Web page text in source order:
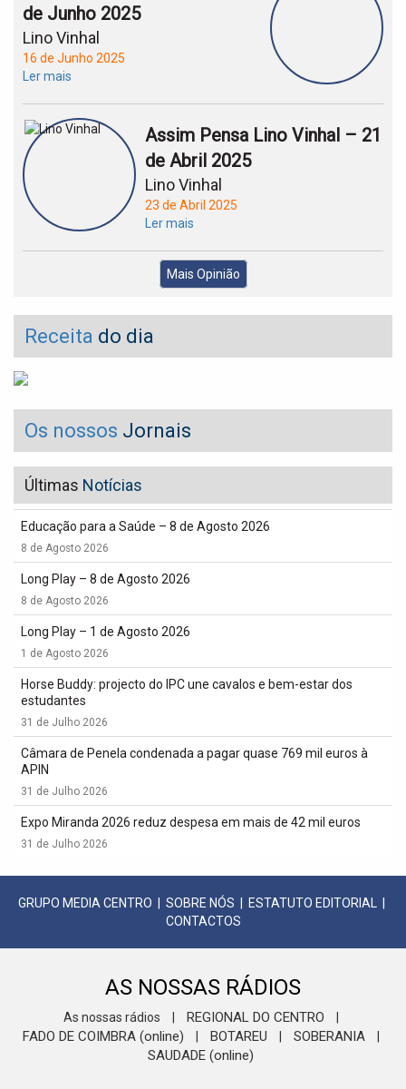
de Junho 2025
Lino Vinhal
16 de Junho 2025
Ler mais
Assim Pensa Lino Vinhal – 21
de Abril 2025
Lino Vinhal
23 de Abril 2025
Ler mais
Mais Opinião
Receita do dia
Os nossos Jornais
Últimas Notícias
Educação para a Saúde – 8 de Agosto 2026
8 de Agosto 2026
Long Play – 8 de Agosto 2026
8 de Agosto 2026
Long Play – 1 de Agosto 2026
1 de Agosto 2026
Horse Buddy: projecto do IPC une cavalos e bem-estar dos
estudantes
31 de Julho 2026
Câmara de Penela condenada a pagar quase 769 mil euros à
APIN
31 de Julho 2026
Expo Miranda 2026 reduz despesa em mais de 42 mil euros
31 de Julho 2026
GRUPO MEDIA CENTRO SOBRE NÓS ESTATUTO EDITORIAL
CONTACTOS
AS NOSSAS RÁDIOS
As nossas rádios REGIONAL DO CENTRO
FADO DE COIMBRA (online) BOTAREU SOBERANIA
SAUDADE (online)